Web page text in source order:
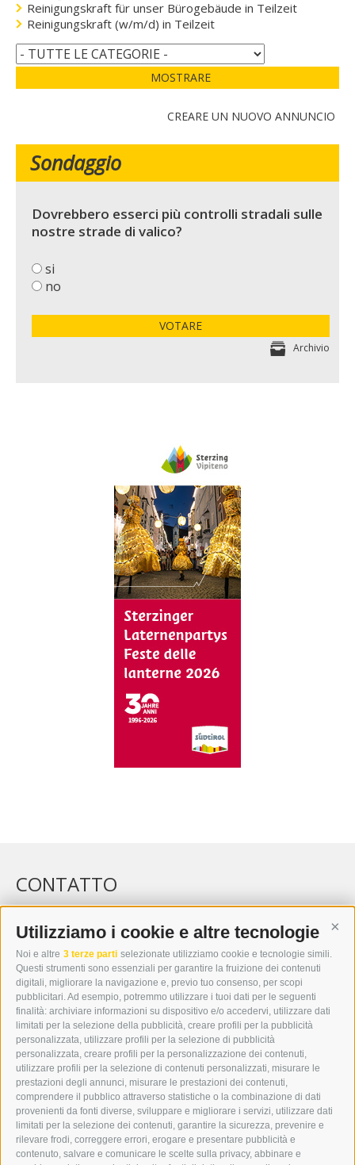
Utilizziamo i cookie e altre tecnologie
Noi e altre 3 terze parti selezionate utilizziamo cookie e tecnologie simili.
Questi strumenti sono essenziali per garantire la fruizione dei contenuti
digitali, migliorare la navigazione e, previo tuo consenso, per scopi
pubblicitari. Ad esempio, potremmo utilizzare i tuoi dati per le seguenti
finalità: archiviare informazioni su dispositivo e/o accedervi, utilizzare dati
limitati per la selezione della pubblicità, creare profili per la pubblicità
personalizzata, utilizzare profili per la selezione di pubblicità
personalizzata, creare profili per la personalizzazione dei contenuti,
utilizzare profili per la selezione di contenuti personalizzati, misurare le
prestazioni degli annunci, misurare le prestazioni dei contenuti,
comprendere il pubblico attraverso statistiche o la combinazione di dati
provenienti da fonti diverse, sviluppare e migliorare i servizi, utilizzare dati
limitati per la selezione dei contenuti, garantire la sicurezza, prevenire e
rilevare frodi, correggere errori, erogare e presentare pubblicità e
contenuto, salvare e comunicare le scelte sulla privacy, abbinare e
Reinigungskraft für unser Bürogebäude in Teilzeit
Reinigungskraft (w/m/d) in Teilzeit
MOSTRARE
CREARE UN NUOVO ANNUNCIO
Sondaggio
Dovrebbero esserci più controlli stradali sulle
nostre strade di valico?
si
no
VOTARE
Archivio
CONTATTO
WIPP-MEDIA GMBH
DER ERKER
I-39049 VIPITENO
TEL.: +39 0472 766876
GRAFIK@DERERKER.IT
INFO@DERERKER.IT
BARBARA.FONTANA@DERERKER.IT
ERKER
PUBBLICITÀ NELL’ERKER
PUBBLICITÀ ONLINE
ADDEBITO DIRETTO SEPA
REGOLAMENTO COMMENTI